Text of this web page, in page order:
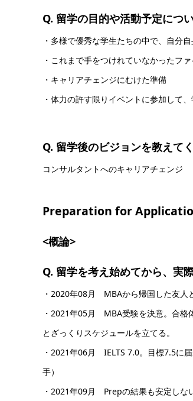
Q. 留学の目的や活動予定につ
・多様で優秀な学生たちの中で、自分
・これまで手をつけれていなかったフ
・キャリアチェンジにむけた準備
・体力の許す限りイベントに参加して
Q. 留学後のビジョンを教えてく
コンサルタントへのキャリアチェンジ
Preparation for
<概論>
Q. 留学を考え始めてから、実
・2020年08月 MBAから帰国した友人
・2021年05月 MBA受験を決意。合
とざっくりスケジュールを立てる。
・2021年06月 IELTS 7.0。目標7.5に
手）
・2021年09月 Prepの結果も安定しな